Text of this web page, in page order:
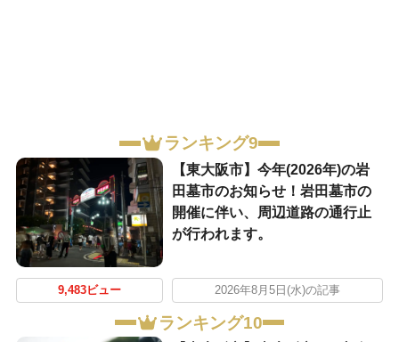
ランキング9
【東大阪市】今年(2026年)の岩
田墓市のお知らせ！岩田墓市の
開催に伴い、周辺道路の通行止
が行われます。
9,483ビュー 2026年8月5日(水)の記事
ランキング10